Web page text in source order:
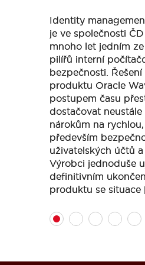
Identity
je ve společnosti
mnoho let jedním
pilířů interní
bezpečnosti.
produktu Oracle
postupem času
dostačovat
nárokům na
především
uživatelských účtů a
Výrobci jednoduše
definitivním
produktu se
Identity
je ve společnosti
mnoho let jedním
pilířů interní
bezpečnosti.
produktu Oracle
postupem času
dostačovat
nárokům na
především
uživatelských účtů a
Výrobci jednoduše
definitivním
produktu se